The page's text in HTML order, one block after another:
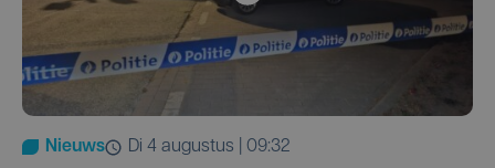
Nieuws
di 4 augustus | 09:32